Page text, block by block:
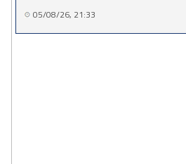
05/08/26, 21:33